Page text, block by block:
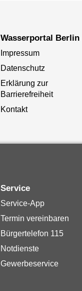
Wasserportal Berlin
Impressum
Datenschutz
Erklärung zur
Barrierefreiheit
Kontakt
Service
Service-App
Termin vereinbaren
Bürgertelefon 115
Notdienste
Gewerbeservice